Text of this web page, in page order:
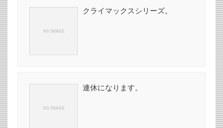
クライマックスシリーズ。
連休になります。